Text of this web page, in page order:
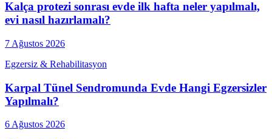
Kalça protezi sonrası evde ilk hafta neler yapılmalı,
evi nasıl hazırlamalı?
7 Ağustos 2026
Egzersiz & Rehabilitasyon
Karpal Tünel Sendromunda Evde Hangi Egzersizler
Yapılmalı?
6 Ağustos 2026